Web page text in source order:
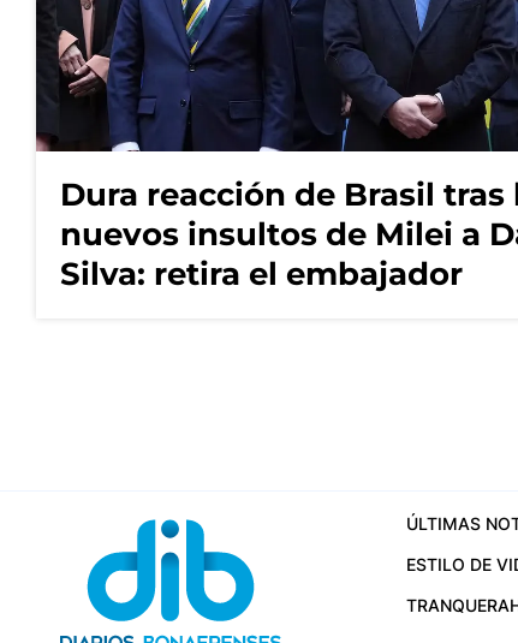
Dura reacción de Brasil tras
nuevos insultos de Milei a
Silva: retira el embajador
ÚLTIMAS
ESTILO DE
TRANQUERA